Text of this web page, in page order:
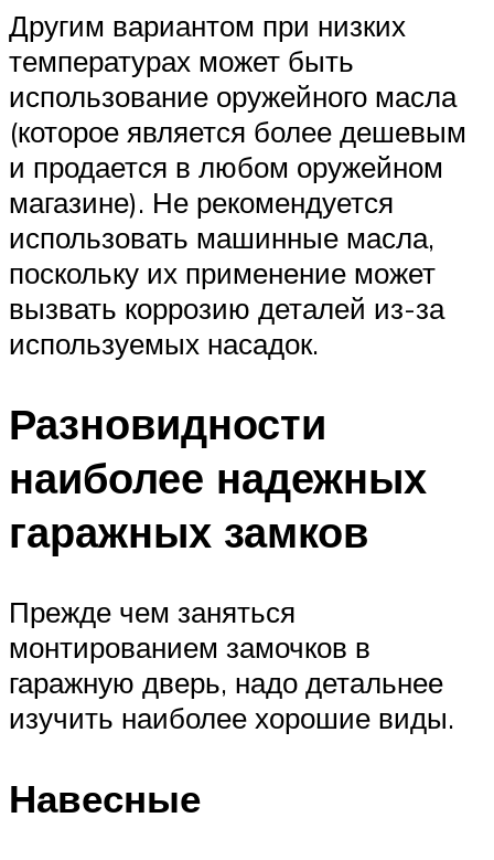
Другим вариантом при низких
температурах может быть
использование оружейного масла
(которое является более дешевым
и продается в любом оружейном
магазине). Не рекомендуется
использовать машинные масла,
поскольку их применение может
вызвать коррозию деталей из-за
используемых насадок.
Разновидности
наиболее надежных
гаражных замков
Прежде чем заняться
монтированием замочков в
гаражную дверь, надо детальнее
изучить наиболее хорошие виды.
Навесные